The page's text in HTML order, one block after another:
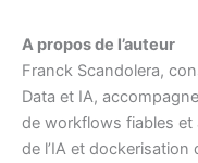
A propos de l’auteur
Franck Scandolera,
Data et IA,
de workflows fiables et
de l’IA et dockerisation